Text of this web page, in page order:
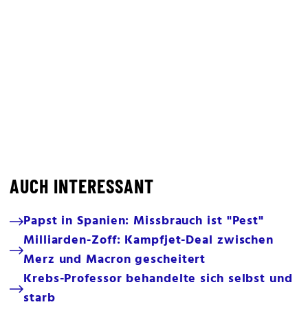
AUCH INTERESSANT
Papst in Spanien: Missbrauch ist "Pest"
Milliarden-Zoff: Kampfjet-Deal zwischen
Merz und Macron gescheitert
Krebs-Professor behandelte sich selbst und
starb